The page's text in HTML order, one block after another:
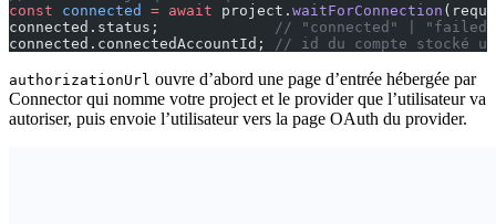
const connected = await project. waitForConnection
connected.status;
// "connected" |
connected.connectedAccountId;
// id du compte stocké
authorizationUrl ouvre d’abord une page d’entrée hébergée par
Connector qui nomme votre project et le provider que l’utilisateur va
autoriser, puis envoie l’utilisateur vers la page OAuth du provider.